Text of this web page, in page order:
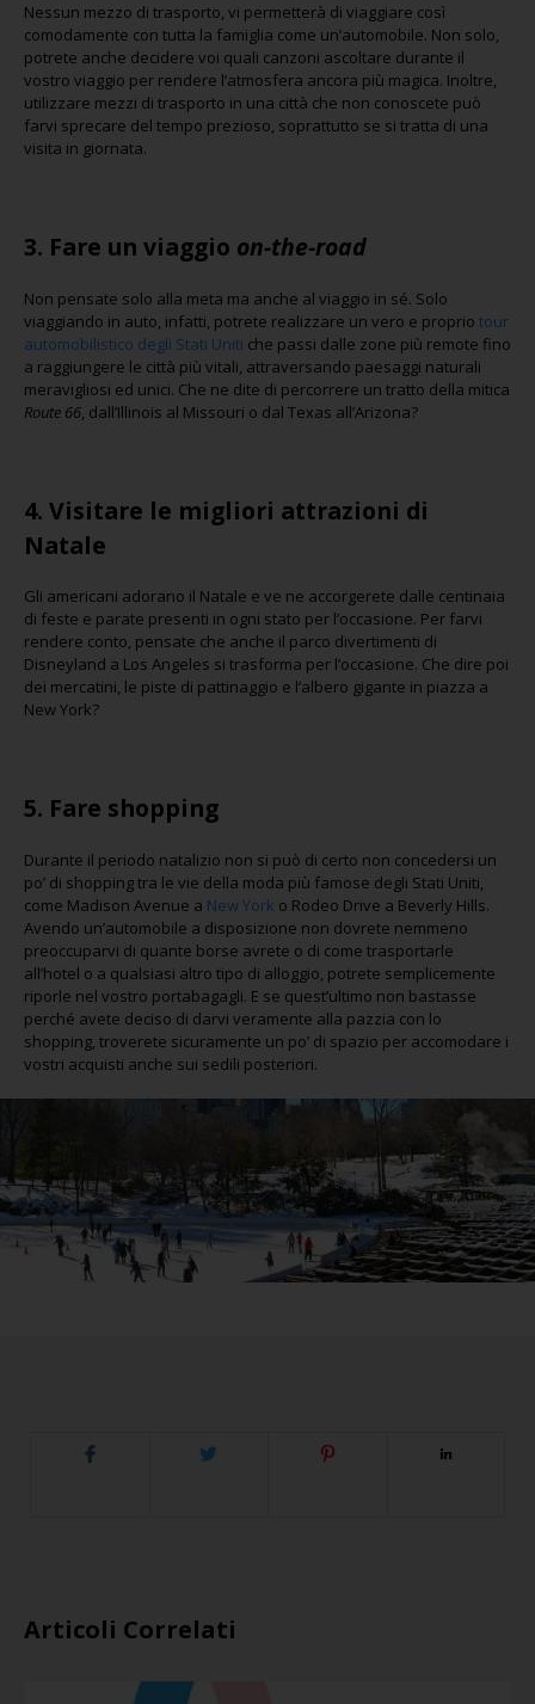
Nessun mezzo di trasporto, vi permetterà di viaggiare così
comodamente con tutta la famiglia come un’automobile. Non solo,
potrete anche decidere voi quali canzoni ascoltare durante il
vostro viaggio per rendere l’atmosfera ancora più magica. Inoltre,
utilizzare mezzi di trasporto in una città che non conoscete può
farvi sprecare del tempo prezioso, soprattutto se si tratta di una
visita in giornata.
3. Fare un viaggio on-the-road
Non pensate solo alla meta ma anche al viaggio in sé. Solo
viaggiando in auto, infatti, potrete realizzare un vero e proprio tour
automobilistico degli Stati Uniti che passi dalle zone più remote fino
a raggiungere le città più vitali, attraversando paesaggi naturali
meravigliosi ed unici. Che ne dite di percorrere un tratto della mitica
Route 66 , dall’Illinois al Missouri o dal Texas all’Arizona?
4. Visitare le migliori attrazioni di
Natale
Gli americani adorano il Natale e ve ne accorgerete dalle centinaia
di feste e parate presenti in ogni stato per l’occasione. Per farvi
rendere conto, pensate che anche il parco divertimenti di
Disneyland a Los Angeles si trasforma per l’occasione. Che dire poi
dei mercatini, le piste di pattinaggio e l’albero gigante in piazza a
New York?
5. Fare shopping
Durante il periodo natalizio non si può di certo non concedersi un
po’ di shopping tra le vie della moda più famose degli Stati Uniti,
come Madison Avenue a New York o Rodeo Drive a Beverly Hills.
Avendo un’automobile a disposizione non dovrete nemmeno
preoccuparvi di quante borse avrete o di come trasportarle
all’hotel o a qualsiasi altro tipo di alloggio, potrete semplicemente
riporle nel vostro portabagagli. E se quest’ultimo non bastasse
perché avete deciso di darvi veramente alla pazzia con lo
shopping, troverete sicuramente un po’ di spazio per accomodare i
vostri acquisti anche sui sedili posteriori.
Articoli Correlati